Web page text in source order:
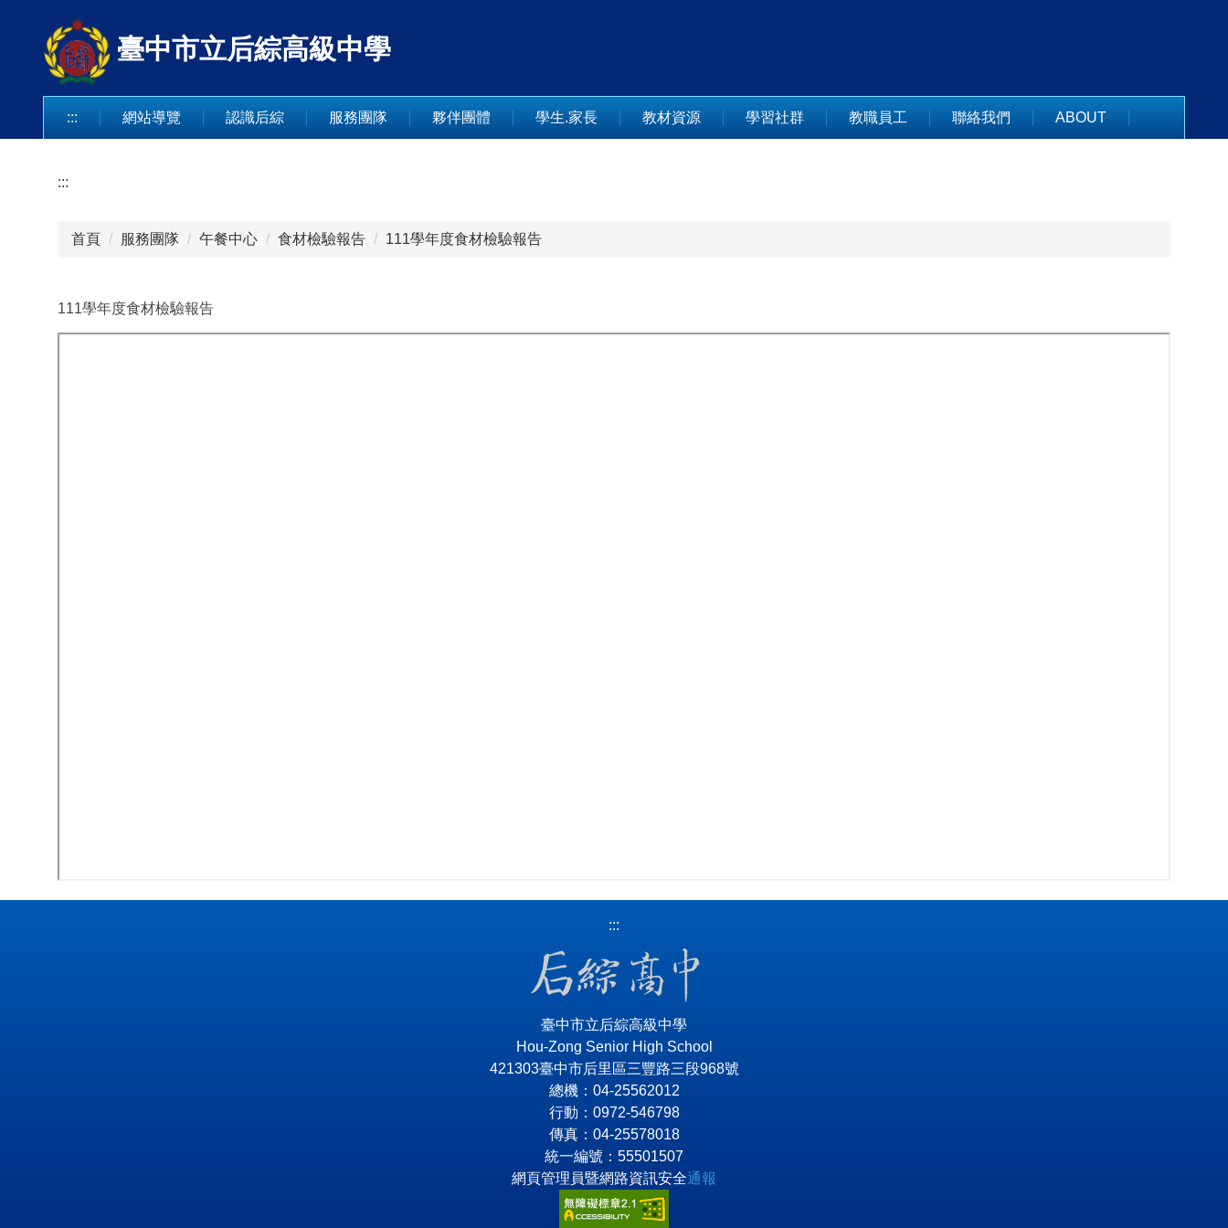
臺中市立后綜高級中學
::: 網站導覽 認識后綜 服務團隊 夥伴團體 學生.家長 教材資源 學習社群 教職員工 聯絡我們 ABOUT
:::
首頁 服務團隊 午餐中心 食材檢驗報告 111學年度食材檢驗報告
111學年度食材檢驗報告
:::
臺中市立后綜高級中學
Hou-Zong Senior High School
421303臺中市后里區三豐路三段968號
總機：04-25562012
行動：0972-546798
傳真：04-25578018
統一編號：55501507
網頁管理員暨網路資訊安全通報